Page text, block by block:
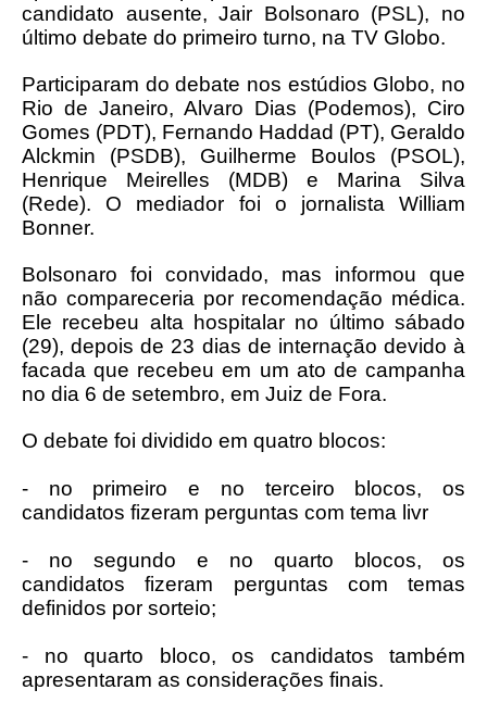
candidato ausente, Jair Bolsonaro (PSL), no
último debate do primeiro turno, na TV Globo.
Participaram do debate nos estúdios Globo, no
Rio de Janeiro, Alvaro Dias (Podemos), Ciro
Gomes (PDT), Fernando Haddad (PT), Geraldo
Alckmin (PSDB), Guilherme Boulos (PSOL),
Henrique Meirelles (MDB) e Marina Silva
(Rede). O mediador foi o jornalista William
Bonner.
Bolsonaro foi convidado, mas informou que
não compareceria por recomendação médica.
Ele recebeu alta hospitalar no último sábado
(29), depois de 23 dias de internação devido à
facada que recebeu em um ato de campanha
no dia 6 de setembro, em Juiz de Fora.
O debate foi dividido em quatro blocos:
- no primeiro e no terceiro blocos, os
candidatos fizeram perguntas com tema livr
- no segundo e no quarto blocos, os
candidatos fizeram perguntas com temas
definidos por sorteio;
- no quarto bloco, os candidatos também
apresentaram as considerações finais.